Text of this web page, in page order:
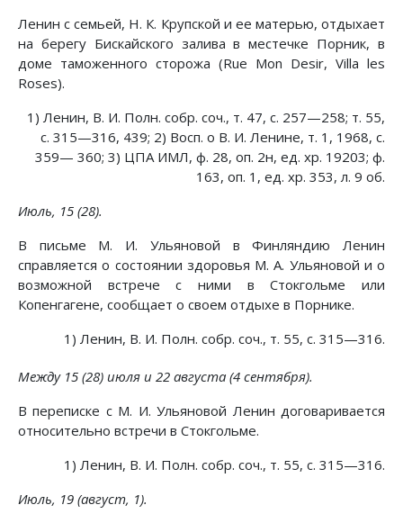
Ленин с семьей, Н. К. Крупской и ее матерью, отдыхает
на берегу Бискайского залива в местечке Порник, в
доме таможенного сторожа (Rue Mon Desir, Villa les
Roses).
1) Ленин, В. И. Полн. собр. соч., т. 47, с. 257—258; т. 55,
с. 315—316, 439; 2) Восп. о В. И. Ленине, т. 1, 1968, с.
359— 360; 3) ЦПА ИМЛ, ф. 28, оп. 2н, ед. хр. 19203; ф.
163, оп. 1, ед. хр. 353, л. 9 об.
Июль, 15 (28).
В письме М. И. Ульяновой в Финляндию Ленин
справляется о состоянии здоровья М. А. Ульяновой и о
возможной встрече с ними в Стокгольме или
Копенгагене, сообщает о своем отдыхе в Порнике.
1) Ленин, В. И. Полн. собр. соч., т. 55, с. 315—316.
Между 15 (28) июля и 22 августа (4 сентября).
В переписке с М. И. Ульяновой Ленин договаривается
относительно встречи в Стокгольме.
1) Ленин, В. И. Полн. собр. соч., т. 55, с. 315—316.
Июль, 19 (август, 1).